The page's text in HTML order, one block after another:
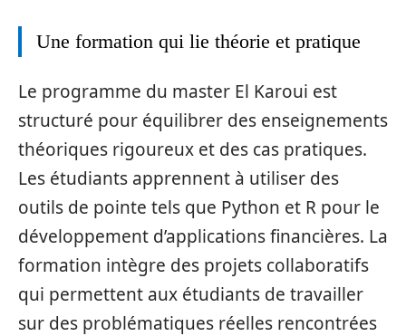
Une formation qui lie théorie et pratique
Le programme du master El Karoui est
structuré pour équilibrer des enseignements
théoriques rigoureux et des cas pratiques.
Les étudiants apprennent à utiliser des
outils de pointe tels que Python et R pour le
développement d’applications financières. La
formation intègre des projets collaboratifs
qui permettent aux étudiants de travailler
sur des problématiques réelles rencontrées